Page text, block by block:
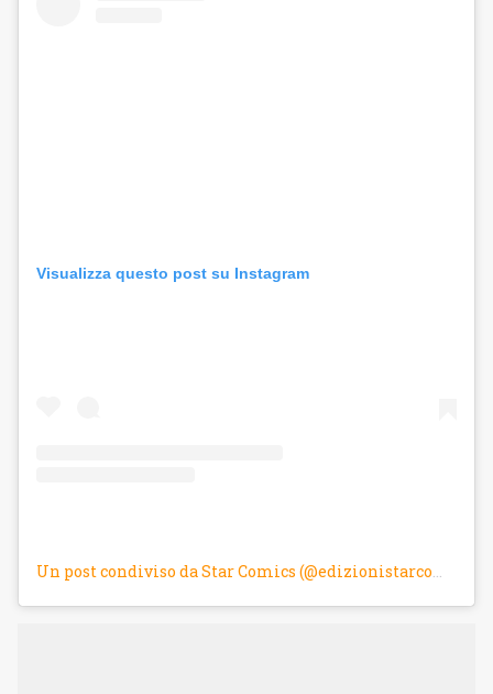
Visualizza questo post su Instagram
Un post condiviso da Star Comics (@edizionistarcomics)